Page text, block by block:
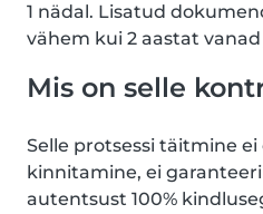
1 nädal. Lisatud
vähem kui 2 aastat
Mis on selle
Selle protsessi täitmine
kinnitamine, ei
autentsust 100%